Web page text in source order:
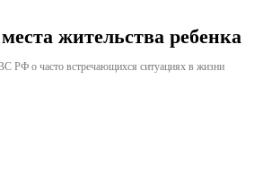
жительства ребенка
РФ о часто встречающихся ситуациях в жизни